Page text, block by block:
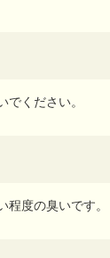
ください。
度の臭いです。